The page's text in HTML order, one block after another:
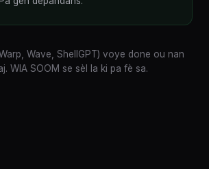
Wave, ShellGPT) voye done ou nan
WIA SOOM se sèl la ki pa fè sa.